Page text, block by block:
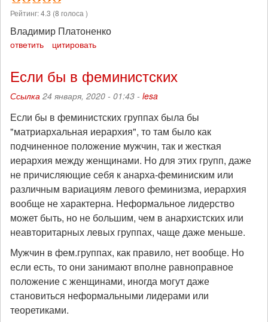
Рейтинг:4.3 (8 голоса )
Владимир Платоненко
ответить цитировать
Если бы в феминистских
Ссылка 24 января, 2020 - 01:43 - lesa
Если бы в феминистских группах была бы
"матриархальная иерархия", то там было как
подчиненное положение мужчин, так и жесткая
иерархия между женщинами. Но для этих групп, даже
не причисляющие себя к анарха-феминиским или
различным вариациям левого феминизма, иерархия
вообще не характерна. Неформальное лидерство
может быть, но не большим, чем в анархистских или
неавторитарных левых группах, чаще даже меньше.
Мужчин в фем.группах, как правило, нет вообще. Но
если есть, то они занимают вполне равноправное
положение с женщинами, иногда могут даже
становиться неформальными лидерами или
теоретиками.